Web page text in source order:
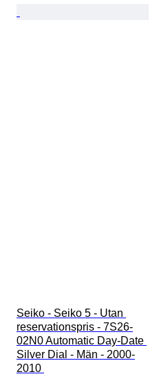
Seiko - Seiko 5 - Utan
reservationspris - 7S26-
02N0 Automatic Day-Date
Silver Dial - Män - 2000-
2010